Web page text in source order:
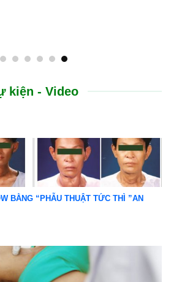
kiện - Video
BẰNG “PHẪU THUẬT TỨC THÌ ”AN